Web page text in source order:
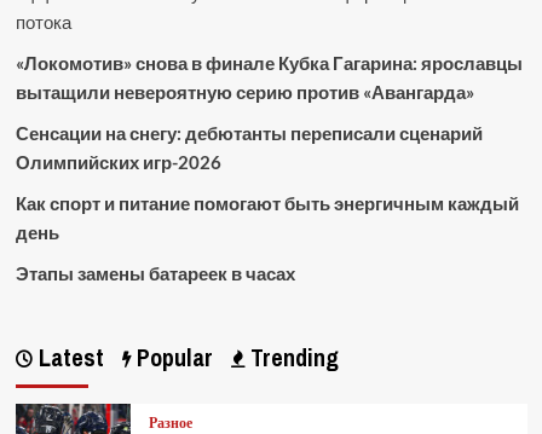
потока
«Локомотив» снова в финале Кубка Гагарина: ярославцы
вытащили невероятную серию против «Авангарда»
Сенсации на снегу: дебютанты переписали сценарий
Олимпийских игр-2026
Как спорт и питание помогают быть энергичным каждый
день
Этапы замены батареек в часах
Latest Popular Trending
Разное